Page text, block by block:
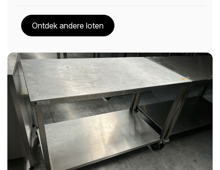
Ontdek andere loten